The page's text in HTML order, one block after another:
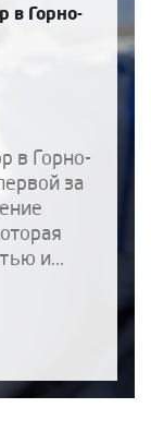
в Горно-
в Горно-
за
и...